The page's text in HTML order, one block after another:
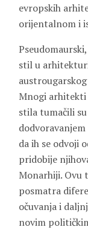
evropskih
orijentalnom i
stil u
Mnogi
stila tumačili
da ih se odvoji
pridobije
Monarhiji. Ovu
posmatra
očuvanja i
novim